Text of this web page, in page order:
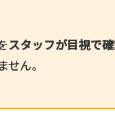
スタッフが目視で
ん。